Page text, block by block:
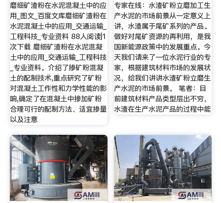
磨细矿渣粉在水泥混凝土中的应
用_图文_百度文库磨细矿渣粉在
水泥混凝土中的应用_交通运输_
工程科技_专业资料 88人阅读|1
次下载 磨细矿渣粉在水泥混凝
土中的应用_交通运输_工程科技
_专业资料。介绍了掺矿粉混凝
土的配制技术,重点研究了矿粉
对混凝土工作性和力学性能的影
响,确定了在混凝土中掺加矿粉
合理可行的配制方法、适宜掺量
以及注意
专家在线：水渣矿粉立磨加工生
产水泥的市场前景从一定意义上
讲，水渣属于尾矿系列的产品。
做好对尾矿资源的再利用，是我
国新能源政策中的发展重点。今
天我们请来了一位水泥行业的专
家，根据建筑材料市场的发展状
况，给我们讲讲水渣矿粉立磨生
产水泥的市场前景。 笔者：目
前建筑材料产品类型层出不穷，
水渣在生产水泥产品的过程中能